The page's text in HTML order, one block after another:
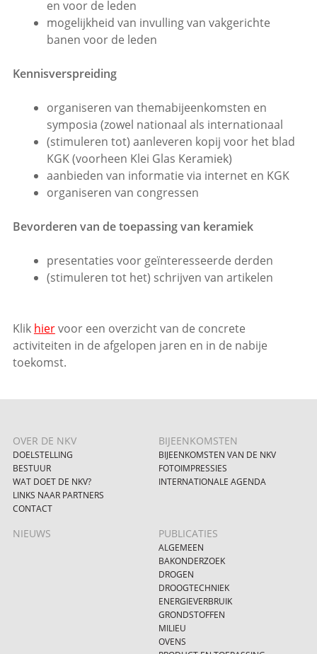
en voor de leden
mogelijkheid van invulling van vakgerichte
banen voor de leden
Kennisverspreiding
organiseren van themabijeenkomsten en
symposia (zowel nationaal als internationaal
(stimuleren tot) aanleveren kopij voor het blad
KGK (voorheen Klei Glas Keramiek)
aanbieden van informatie via internet en KGK
organiseren van congressen
Bevorderen van de toepassing van keramiek
presentaties voor geïnteresseerde derden
(stimuleren tot het) schrijven van artikelen
Klik hiervoor een overzicht van de concrete
activiteiten in de afgelopen jaren en in de nabije
toekomst.
OVER DE NKV
DOELSTELLING
BESTUUR
WAT DOET DE NKV?
LINKS NAAR PARTNERS
CONTACT
BIJEENKOMSTEN
BIJEENKOMSTEN VAN DE NKV
FOTOIMPRESSIES
INTERNATIONALE AGENDA
NIEUWS PUBLICATIES
ALGEMEEN
BAKONDERZOEK
DROGEN
DROOGTECHNIEK
ENERGIEVERBRUIK
GRONDSTOFFEN
MILIEU
OVENS